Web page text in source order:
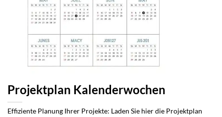
Projektplan Kalenderwochen
Effiziente Planung Ihrer Projekte: Laden Sie hier die Projektplan